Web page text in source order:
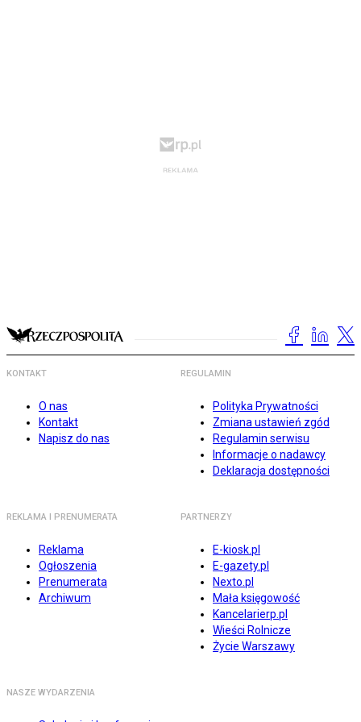
KONTAKT
O nas
Kontakt
Napisz do nas
REGULAMIN
Polityka Prywatności
Zmiana ustawień zgód
Regulamin serwisu
Informacje o nadawcy
Deklaracja dostępności
REKLAMA I PRENUMERATA
Reklama
Ogłoszenia
Prenumerata
Archiwum
PARTNERZY
E-kiosk.pl
E-gazety.pl
Nexto.pl
Mała księgowość
Kancelarierp.pl
Wieści Rolnicze
Życie Warszawy
NASZE WYDARZENIA